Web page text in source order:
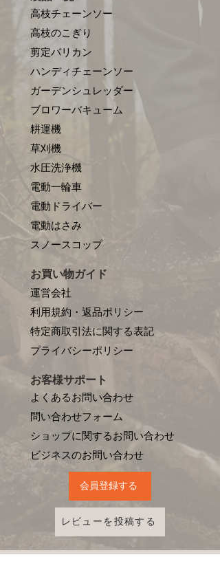
高枝チェーンソー
高枝のこぎり
剪定バリカン
ハンディチェーンソー
ガーデンシュレッダー
ブロワーバキューム
耕運機
草刈機
水圧洗浄機
電動一輪車
電動ドライバー
電動はさみ
​スノースコップ
お買い物ガイド
運営会社
利用規約・返品ポリシー
特定商取引法に関する表記
プライバシーポリシー
お客様サポート
よくあるお問い合わせ
問い合わせフォーム
ショップに関するお問い合わせ
​ビジネスのお問い合わせ
会員登録する
レビューを投稿する